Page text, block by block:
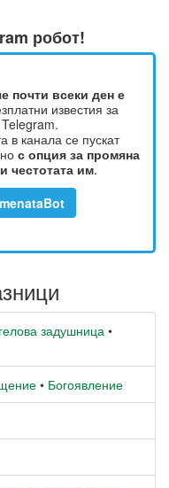
робот!
почти всеки ден е
известия за
в канала се пускат
с опция за промяна
честотата им.
задушница •
• Богоявление